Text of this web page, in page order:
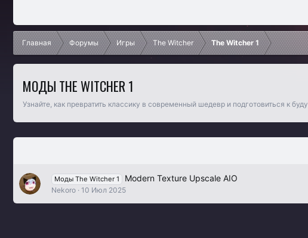
Главная Форумы Игры The Witcher The Witcher 1
МОДЫ THE WITCHER 1
Узнайте, как превратить классику в современный шедевр и подготовиться к
Моды The Witcher 1 Modern Texture Upscale AIO
Nekoro 10 Июл 2025